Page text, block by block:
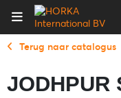
Terug naar catalogus
JODHPUR